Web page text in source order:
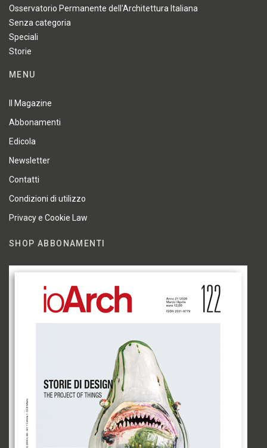
Osservatorio Permanente dell'Architettura Italiana
Senza categoria
Speciali
Storie
MENU
Il Magazine
Abbonamenti
Edicola
Newsletter
Contatti
Condizioni di utilizzo
Privacy e Cookie Law
SHOP ABBONAMENTI